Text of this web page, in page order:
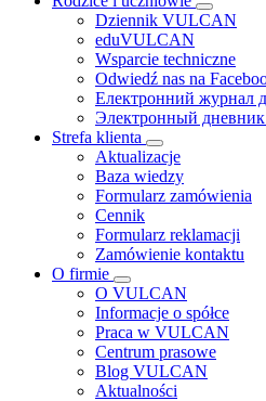
Dziennik VULCAN
eduVULCAN
Wsparcie techniczne
Odwiedź nas na
Електронний журнал
Электронный
Strefa klienta
Aktualizacje
Baza wiedzy
Formularz zamówienia
Cennik
Formularz reklamacji
Zamówienie kontaktu
O firmie
O VULCAN
Informacje o spółce
Praca w VULCAN
Centrum prasowe
Blog VULCAN
Aktualności